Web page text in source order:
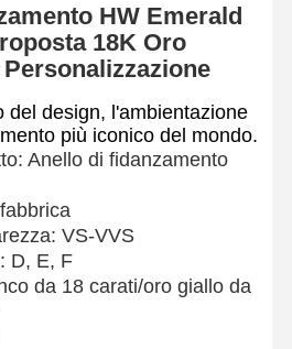
HW Emerald
18K Oro
del design, l'ambientazione
più iconico del mondo.
Anello di fidanzamento
VS-VVS
D, E, F
da 18 carati/oro giallo da